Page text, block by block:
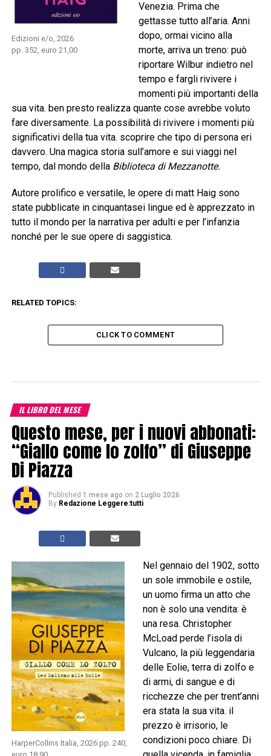
Edizioni e/o, 2026
pp. 352, euro 21,00
Venezia. Prima che
gettasse tutto all’aria. Anni
dopo, ormai vicino alla
morte, arriva un treno: può
riportare Wilbur indietro nel
tempo e fargli rivivere i
momenti più importanti della
sua vita. ben presto realizza quante cose avrebbe voluto
fare diversamente. La possibilità di rivivere i momenti più
significativi della tua vita. scoprire che tipo di persona eri
davvero. Una magica storia sull’amore e sui viaggi nel
tempo, dal mondo della Biblioteca di Mezzanotte.
Autore prolifico e versatile, le opere di matt Haig sono
state pubblicate in cinquantasei lingue ed è apprezzato in
tutto il mondo per la narrativa per adulti e per l’infanzia
nonché per le sue opere di saggistica.
RELATED TOPICS:
CLICK TO COMMENT
IL LIBRO DEL MESE
Questo mese, per i nuovi abbonati:
“Giallo come lo zolfo” di Giuseppe
Di Piazza
Published 1 mese ago on 2 Luglio 2026
By Redazione Leggere:tutti
HarperCollins Italia, 2026 pp. 240,
Nel gennaio del 1902, sotto
un sole immobile e ostile,
un uomo firma un atto che
non è solo una vendita: è
una resa. Christopher
McLoad perde l’isola di
Vulcano, la più leggendaria
delle Eolie, terra di zolfo e
di armi, di sangue e di
ricchezze che per trent’anni
era stata la sua vita. il
prezzo è irrisorio, le
condizioni poco chiare. Di